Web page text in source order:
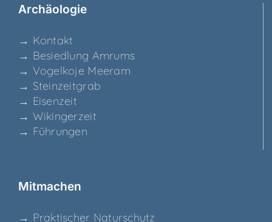
Archäo­lo­gie
→ Kon­takt
→ Besied­lung Amrums
→ Vogel­ko­je Meeram
→ Stein­zeit­grab
→ Eisen­zeit
→ Wikin­ger­zeit
→ Füh­run­gen
Mit­ma­chen
→ Prak­ti­scher Naturschutz